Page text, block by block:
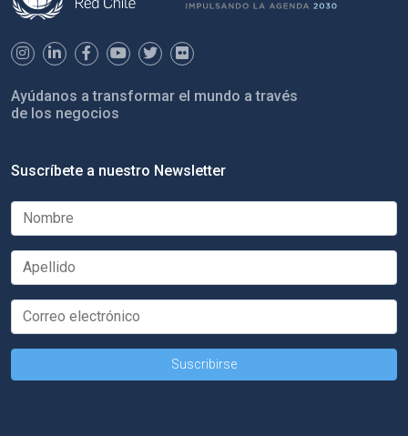
Ayúdanos a transformar el mundo a través
de los negocios
Suscríbete a nuestro Newsletter